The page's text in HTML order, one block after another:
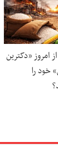
از امروز «دکترین
خود را